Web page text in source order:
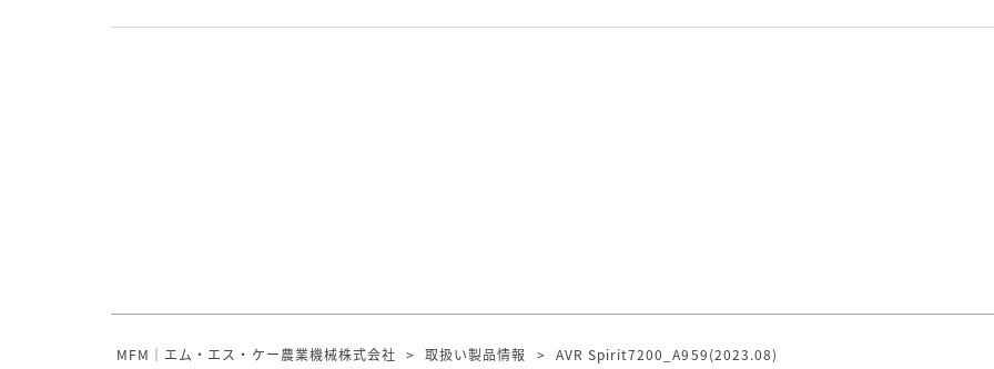
MFM｜エム・エス・ケー農業機械株式会社 > 取扱い製品情報 > AVR Spirit7200_A959(2023.08)